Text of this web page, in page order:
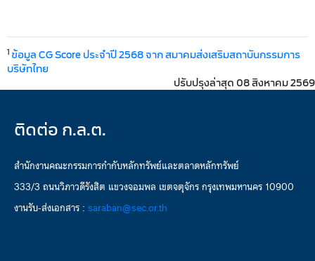
1 ข้อมูล CG Score ประจำปี 2568 จาก สมาคมส่งเสริมสถาบันกรรมการ
บริษัทไทย
ปรับปรุงล่าสุด 08 สิงหาคม 2569
ติดต่อ ก.ล.ต.
สำนักงานคณะกรรมการกำกับหลักทรัพย์และตลาดหลักทรัพย์
333/3 ถนนวิภาวดีรังสิต แขวงจอมพล เขตจตุจักร กรุงเทพมหานคร 10900
งานรับ-ส่งเอกสาร : saraban@sec.or.th